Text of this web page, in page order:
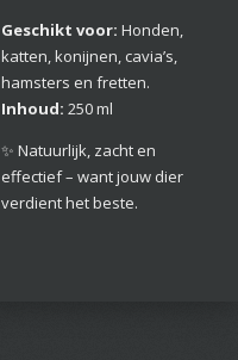
Geschikt voor: Honden,
katten, konijnen, cavia’s,
hamsters en fretten.
Inhoud: 250 ml
✨ Natuurlijk, zacht en
effectief – want jouw dier
verdient het beste.